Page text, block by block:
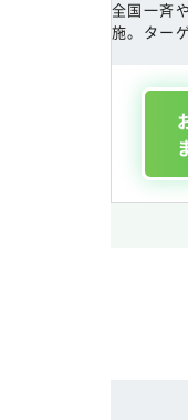
全国一斉
施。ター